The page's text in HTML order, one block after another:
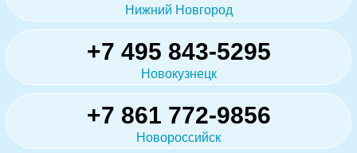
Нижний Новгород
+7 495 843-5295
Новокузнецк
+7 861 772-9856
Новороссийск